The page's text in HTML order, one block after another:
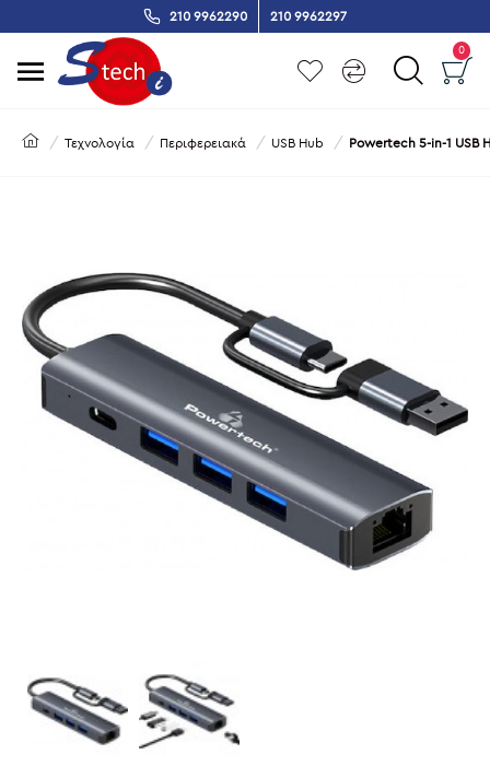
210 9962290 210 9962297
0
Τεχνολογία Περιφερειακά USB Hub Powertech 5-in-1 USB